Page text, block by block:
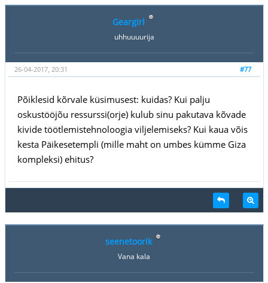
Geargirl
uhhuuuurija
#77
26-04-2017, 20:31
Põiklesid kõrvale küsimusest: kuidas? Kui palju
oskustööjõu ressurssi(orje) kulub sinu pakutava kõvade
kivide töötlemistehnoloogia viljelemiseks? Kui kaua võis
kesta Päikesetempli (mille maht on umbes kümme Giza
kompleksi) ehitus?
seenetoorik
Vana kala